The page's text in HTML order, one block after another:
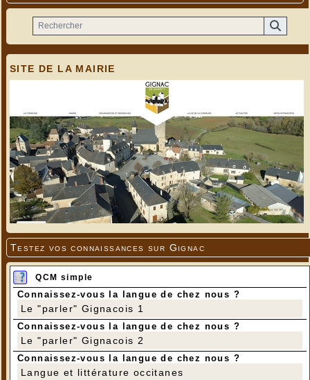
SITE DE LA MAIRIE
Testez vos connaissances sur Gignac
QCM simple
Connaissez-vous la langue de chez nous ?
Le "parler" Gignacois 1
Connaissez-vous la langue de chez nous ?
Le "parler" Gignacois 2
Connaissez-vous la langue de chez nous ?
Langue et littérature occitanes